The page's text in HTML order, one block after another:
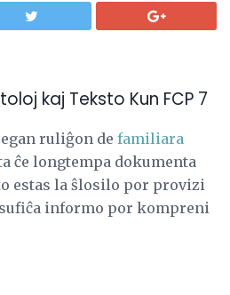
kaj Teksto Kun FCP 7
ruliĝon de familiara
ĉe longtempa dokumenta
estas la ŝlosilo por provizi
informo por kompreni